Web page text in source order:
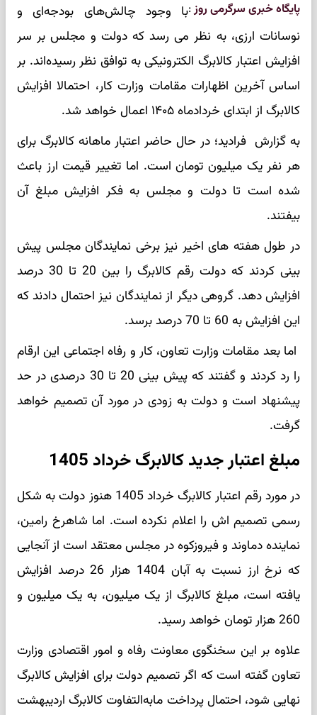
پایگاه خبری سرگرمی روز:با وجود چالش‌های بودجه‌ای و
نوسانات ارزی، به نظر می رسد که دولت و مجلس بر سر
افزایش اعتبار کالابرگ الکترونیکی به توافق نظر رسیده‌اند. بر
اساس آخرین اظهارات مقامات وزارت کار، احتمالا افزایش
کالابرگ از ابتدای خردادماه ۱۴۰۵ اعمال خواهد شد.
به گزارش فرادید؛ در حال حاضر اعتبار ماهانه کالابرگ برای
هر نفر یک میلیون تومان است. اما تغییر قیمت ارز باعث
شده است تا دولت و مجلس به فکر افزایش مبلغ آن
بیفتند.
در طول هفته های اخیر نیز برخی نمایندگان مجلس پیش
بینی کردند که دولت رقم کالابرگ را بین 20 تا 30 درصد
افزایش دهد. گروهی دیگر از نمایندگان نیز احتمال دادند که
این افزایش به 60 تا 70 درصد برسد.
اما بعد مقامات وزارت تعاون، کار و رفاه اجتماعی این ارقام
را رد کردند و گفتند که پیش بینی 20 تا 30 درصدی در حد
پیشنهاد است و دولت به زودی در مورد آن تصمیم خواهد
گرفت.
مبلغ اعتبار جدید کالابرگ خرداد 1405
در مورد رقم اعتبار کالابرگ خرداد 1405 هنوز دولت به شکل
رسمی تصمیم اش را اعلام نکرده است. اما شاهرخ رامین،
نماینده دماوند و فیروزکوه در مجلس معتقد است از آنجایی
که نرخ ارز نسبت به آبان 1404 هزار 26 درصد افزایش
یافته است، مبلغ کالابرگ از یک میلیون، به یک میلیون و
260 هزار تومان خواهد رسید.
علاوه بر این سخنگوی معاونت رفاه و امور اقتصادی وزارت
تعاون گفته است که اگر تصمیم دولت برای افزایش کالابرگ
نهایی شود، احتمال پرداخت مابه‌التفاوت کالابرگ اردیبهشت